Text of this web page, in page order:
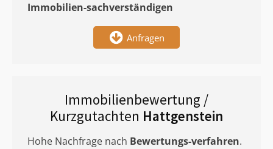
Immobilien-sachverständigen
Anfragen
Immobilienbewertung /
Kurzgutachten Hattgenstein
Hohe Nachfrage nach Bewertungs-verfahren.